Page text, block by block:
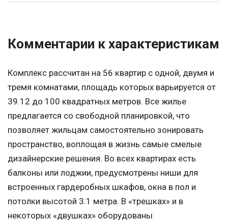
Комментарии к характеристикам
Комплекс рассчитан на 56 квартир с одной, двумя и
тремя комнатами, площадь которых варьируется от
39.12 до 100 квадратных метров. Все жилье
предлагается со свободной планировкой, что
позволяет жильцам самостоятельно зонировать
пространство, воплощая в жизнь самые смелые
дизайнерские решения. Во всех квартирах есть
балконы или лоджии, предусмотрены ниши для
встроенных гардеробных шкафов, окна в пол и
потолки высотой 3.1 метра. В «трешках» и в
некоторых «двушках» оборудованы